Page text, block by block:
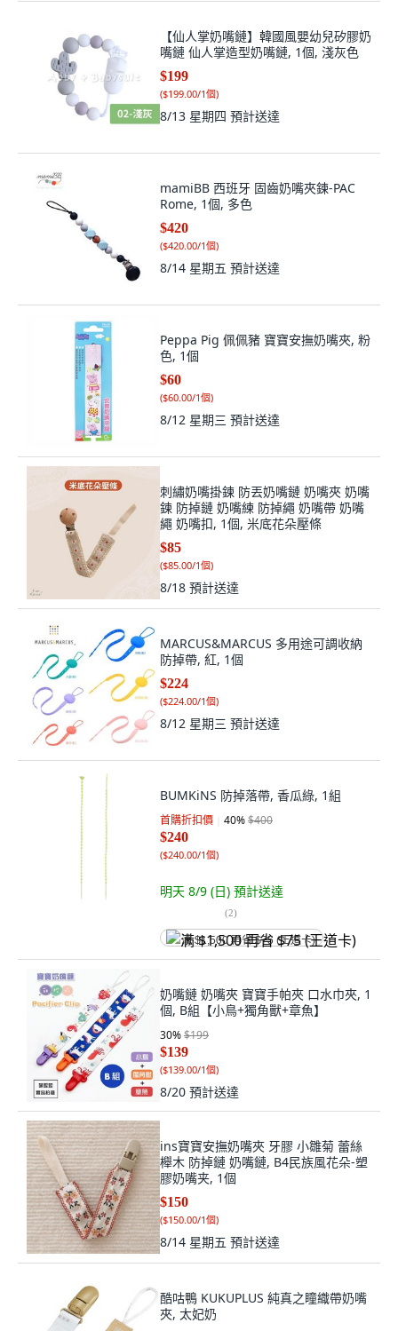
【仙人掌奶嘴鏈】韓國風嬰幼兒矽膠奶
嘴鏈 仙人掌造型奶嘴鏈, 1個, 淺灰色
$199
($199.00/1個)
8/13 星期四 預計送達
mamiBB 西班牙 固齒奶嘴夾鍊-PAC
Rome, 1個, 多色
$420
($420.00/1個)
8/14 星期五 預計送達
Peppa Pig 佩佩豬 寶寶安撫奶嘴夾, 粉
色, 1個
$60
($60.00/1個)
8/12 星期三 預計送達
刺繡奶嘴掛鍊 防丟奶嘴鏈 奶嘴夾 奶嘴
鍊 防掉鏈 奶嘴練 防掉繩 奶嘴帶 奶嘴
繩 奶嘴扣, 1個, 米底花朵壓條
$85
($85.00/1個)
8/18 預計送達
MARCUS&MARCUS 多用途可調收納
防掉帶, 紅, 1個
$224
($224.00/1個)
8/12 星期三 預計送達
BUMKiNS 防掉落帶, 香瓜綠, 1組
首購折扣價 40%$400
$240
($240.00/1個)
明天 8/9 (日) 預計送達
(2)
满 $1,500 再省 $75 (王道卡)
奶嘴鏈 奶嘴夾 寶寶手帕夾 口水巾夾, 1
個, B組【小鳥+獨角獸+章魚】
30%$199
$139
($139.00/1個)
8/20 預計送達
ins寶寶安撫奶嘴夾 牙膠 小雛菊 蕾絲
櫸木 防掉鏈 奶嘴鏈, B4民族風花朵-塑
膠奶嘴夹, 1個
$150
($150.00/1個)
8/14 星期五 預計送達
酷咕鴨 KUKUPLUS 純真之瞳織帶奶嘴
夾, 太妃奶